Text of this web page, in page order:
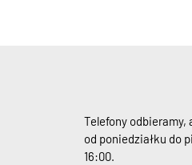
Telefony odbieramy,
od poniedziałku do
16:00.